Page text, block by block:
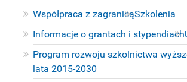
Współpraca z zagranicąSzkolenia
Informacje o grantach i stypendiach
Program rozwoju szkolnictwa
lata 2015-2030